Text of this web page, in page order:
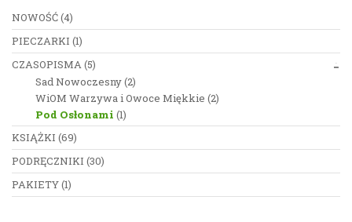
NOWOŚĆ(4)
PIECZARKI (1)
CZASOPISMA(5)
Sad Nowoczesny(2)
WiOM Warzywa i Owoce Miękkie (2)
Pod Osłonami (1)
KSIĄŻKI (69)
PODRĘCZNIKI (30)
PAKIETY(1)